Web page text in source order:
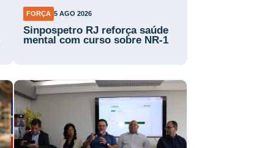
FORÇA 5 AGO 2026
Sinpospetro RJ reforça saúde
mental com curso sobre NR-1